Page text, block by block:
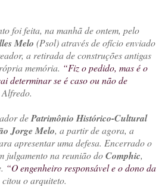
foi feita, na manhã de ontem, pelo
Melo (Psol) através de ofício enviado
a retirada de construções antigas
memória. “Fiz o pedido, mas é o
determinar se é caso ou não de
dePatrimônio Histórico-Cultural
Jorge Melo, a partir de agora, a
apresentar uma defesa. Encerrado o
julgamento na reunião doComphic,
“O engenheiro responsável e o dono da
citou o arquiteto.